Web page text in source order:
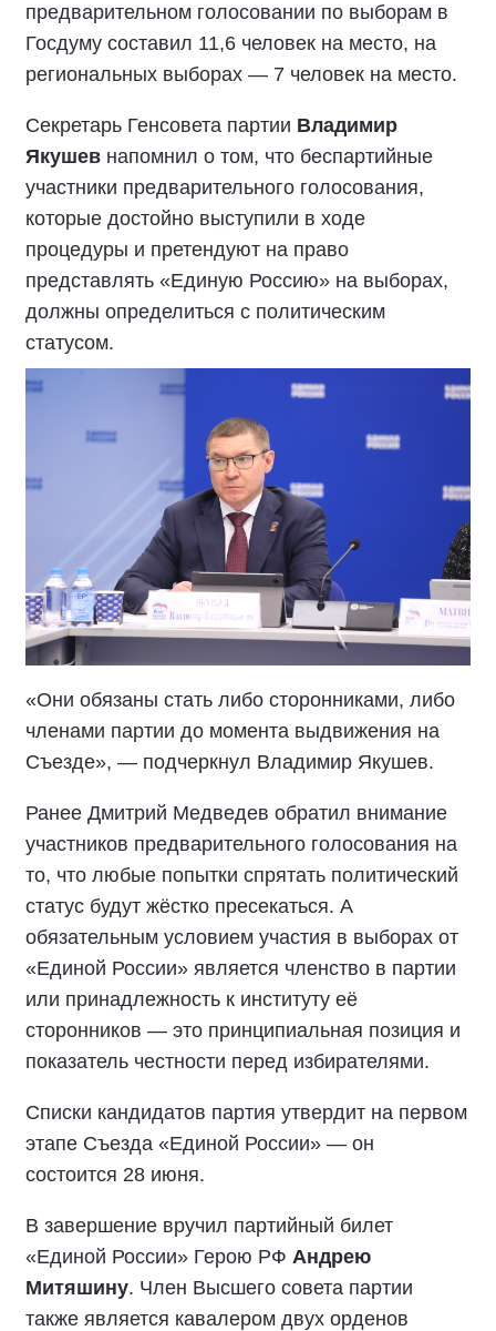
предварительном голосовании по выборам в
Госдуму составил 11,6 человек на место, на
региональных выборах — 7 человек на место.
Секретарь Генсовета партии Владимир
Якушев напомнил о том, что беспартийные
участники предварительного голосования,
которые достойно выступили в ходе
процедуры и претендуют на право
представлять «Единую Россию» на выборах,
должны определиться с политическим
статусом.
«Они обязаны стать либо сторонниками, либо
членами партии до момента выдвижения на
Съезде», — подчеркнул Владимир Якушев.
Ранее Дмитрий Медведев обратил внимание
участников предварительного голосования на
то, что любые попытки спрятать политический
статус будут жёстко пресекаться. А
обязательным условием участия в выборах от
«Единой России» является членство в партии
или принадлежность к институту её
сторонников — это принципиальная позиция и
показатель честности перед избирателями.
Списки кандидатов партия утвердит на первом
этапе Съезда «Единой России» — он
состоится 28 июня.
В завершение вручил партийный билет
«Единой России» Герою РФ Андрею
Митяшину. Член Высшего совета партии
также является кавалером двух орденов